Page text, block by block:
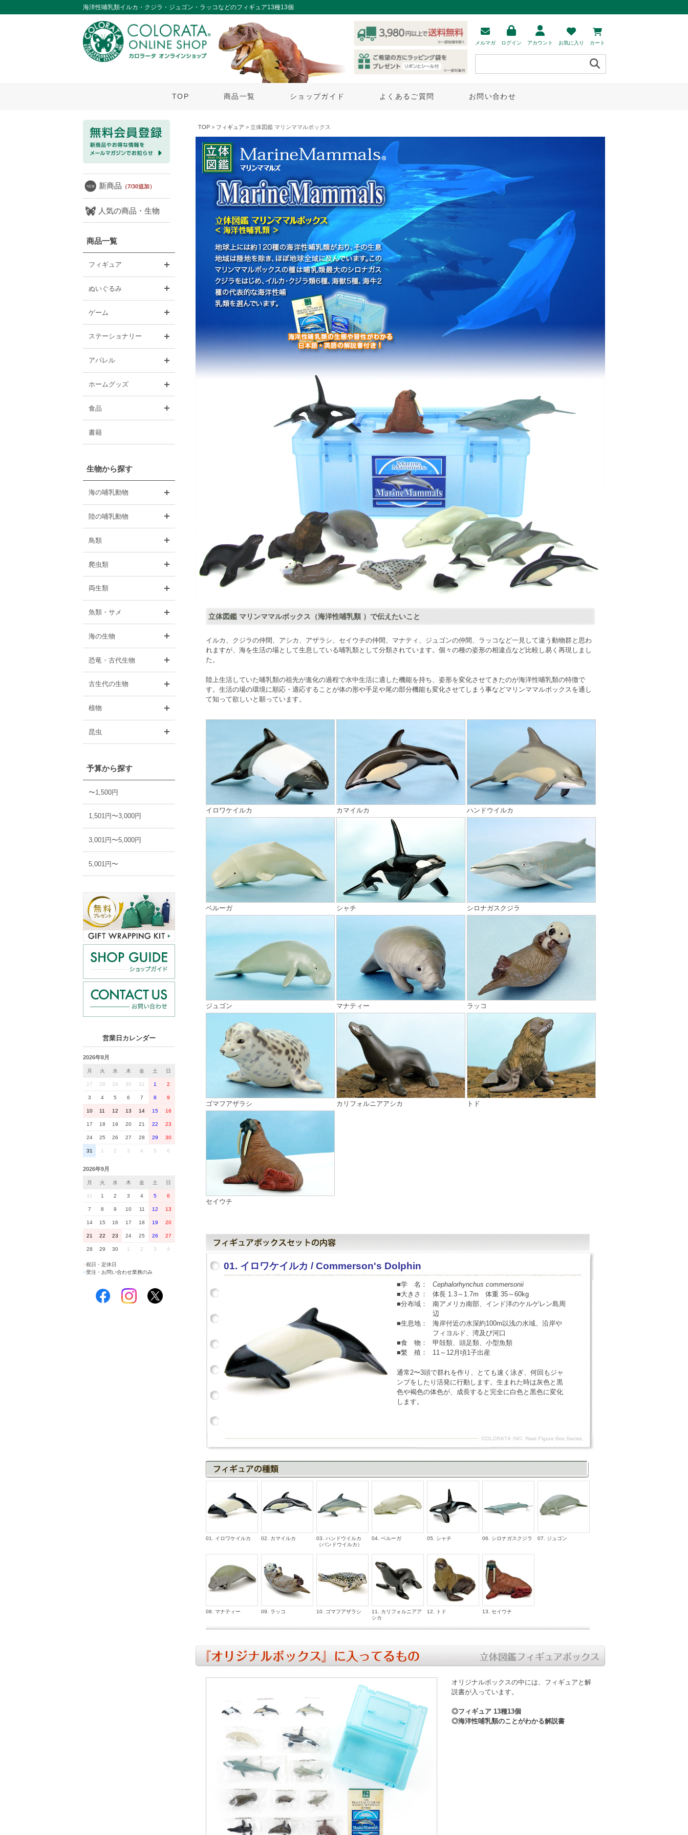
海洋性哺乳類イルカ・クジラ・ジュゴン・ラッコなどのフィギュア13種13個
メルマガ ログイン アカウント お気に入り カート
TOP 商品一覧 ショップガイド よくあるご質問 お問い合わせ
新商品 （7/30追加）
人気の商品・生物
商品一覧
フィギュア
ぬいぐるみ
ゲーム
ステーショナリー
アパレル
ホームグッズ
食品
書籍
生物から探す
海の哺乳動物
陸の哺乳動物
鳥類
爬虫類
両生類
魚類・サメ
海の生物
恐竜・古代生物
古生代の生物
植物
昆虫
予算から探す
〜1,500円
1,501円〜3,000円
3,001円〜5,000円
5,001円〜
営業日カレンダー
2026年8月
月 火 水 木 金 土 日
27 28 29 30 31 1 2
3 4 5 6 7 8 9
10 11 12 13 14 15 16
17 18 19 20 21 22 23
24 25 26 27 28 29 30
31 1 2 3 4 5 6
2026年9月
月 火 水 木 金 土 日
31 1 2 3 4 5 6
7 8 9 10 11 12 13
14 15 16 17 18 19 20
21 22 23 24 25 26 27
28 29 30 1 2 3 4
祝日・定休日
■受注・お問い合わせ業務のみ
TOP > フィギュア > 立体図鑑 マリンママルボックス
立体図鑑 マリンママルボックス（海洋性哺乳類 ）で伝えたいこと
イルカ クジラの仲間、アシカ、アザラシ、セイウチの仲間、マナティ、ジュゴンの仲間、ラッコなど一見して違う動物群と思わ
れますが、海を生活の場として生息している哺乳類として分類されています。個々の種の姿形の相違点など比較し易く再現しまし
た。
陸上生活していた哺乳類の祖先が進化の過程で水中生活に適した機能を持ち、姿形を変化させてきたのが海洋性哺乳類の特徴で
す。生活の場の環境に順応・適応することが体の形や手足や尾の部分機能も変化させてしまう事などマリンママルボックスを通し
て知って欲しいと願っています。
イロワケイルカ カマイルカ ハンドウイルカ
ベルーガ シャチ シロナガスクジラ
ジュゴン マナティー ラッコ
ゴマフアザラシ カリフォルニアアシカ トド
セイウチ
01. イロワケイルカ / Commerson's Dolphin
■学 名：
Cephalorhynchus commersonii
■大きさ：
体長 1.3～1.7m 体重 35～60kg
■分布域：
南アメリカ南部、インド洋のケルゲレン島周
辺
■生息地：
海岸付近の水深約100m以浅の水域、沿岸や
フィヨルド、湾及び河口
■食 物：
甲殻類、頭足類、小型魚類
■繁 殖：
11～12月頃1子出産
通常2〜3頭で群れを作り、とても速く泳ぎ、何回もジャ
ンプをしたり活発に行動します。生まれた時は灰色と黒
色や褐色の体色が、成長すると完全に白色と黒色に変化
します。
01. イロワケイルカ 02. カマイルカ
03. ハンドウイルカ
（バンドウイルカ）
04. ベルーガ 05. シャチ 06. シロナガスクジラ 07. ジュゴン
08. マナティー 09. ラッコ 10. ゴマフアザラシ
11. カリフォルニアア
シカ
12. トド 13. セイウチ
オリジナルボックスの中には、フィギュアと解
説書が入っています。
◎フィギュア 13種13個
◎海洋性哺乳類のことがわかる解説書